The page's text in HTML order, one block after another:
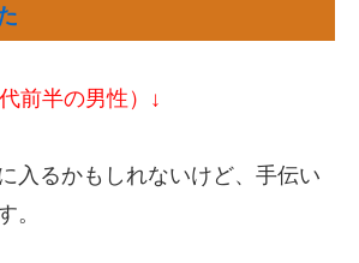
前半の男性）↓
入るかもしれないけど、手伝い
。